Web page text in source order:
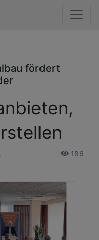
fördert
186